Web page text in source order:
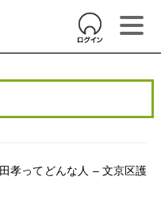
孝ってどんな人 – 文京区護